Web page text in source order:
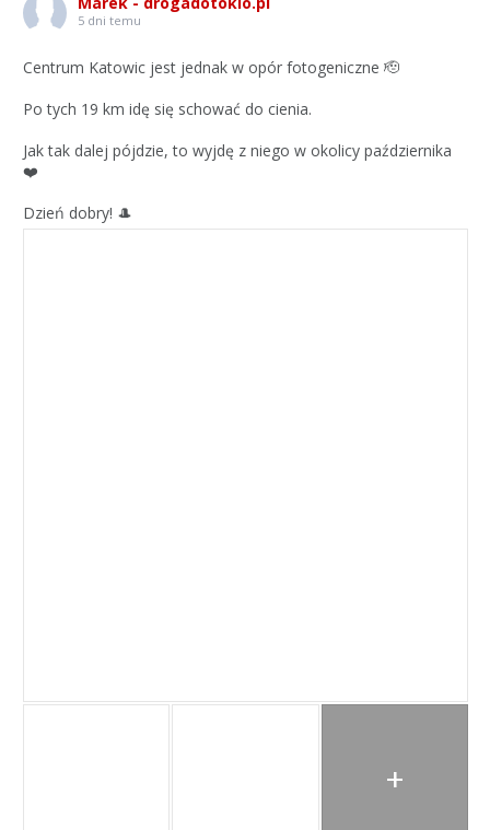
5 dni temu
Centrum Katowic jest jednak w opór fotogeniczne 🫡
Po tych 19 km idę się schować do cienia.
Jak tak dalej pójdzie, to wyjdę z niego w okolicy października
❤️
Dzień dobry! 🎩
+